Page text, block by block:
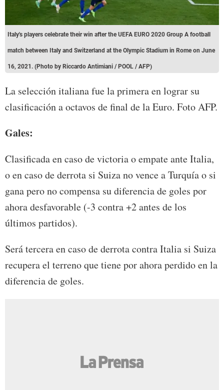
Italy's players celebrate their win after the UEFA EURO 2020 Group A football
match between Italy and Switzerland at the Olympic Stadium in Rome on June
16, 2021. (Photo by Riccardo Antimiani / POOL / AFP)
La selección italiana fue la primera en lograr su
clasificación a octavos de final de la Euro. Foto AFP.
Gales:
Clasificada en caso de victoria o empate ante Italia,
o en caso de derrota si Suiza no vence a Turquía o si
gana pero no compensa su diferencia de goles por
ahora desfavorable (-3 contra +2 antes de los
últimos partidos).
Será tercera en caso de derrota contra Italia si Suiza
recupera el terreno que tiene por ahora perdido en la
diferencia de goles.